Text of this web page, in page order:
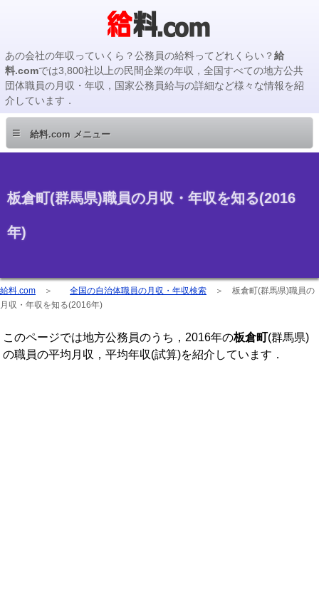
あの会社の年収っていくら？公務員の給料ってどれくらい？給
料.comでは3,800社以上の民間企業の年収，全国すべての地方公共
団体職員の月収・年収，国家公務員給与の詳細など様々な情報を紹
介しています．
≡ 給料.com メニュー
板倉町(群馬県)職員の月収・年収を知る(2016
年)
給料.com ＞ 全国の自治体職員の月収・年収検索 ＞ 板倉町(群馬県)職員の
月収・年収を知る(2016年)
このページでは地方公務員のうち，2016年の板倉町(群馬県)
の職員の平均月収，平均年収(試算)を紹介しています．